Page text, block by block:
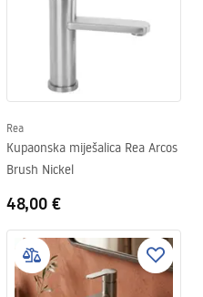
Rea
Kupaonska miješalica Rea Arcos
Brush Nickel
48,00 €